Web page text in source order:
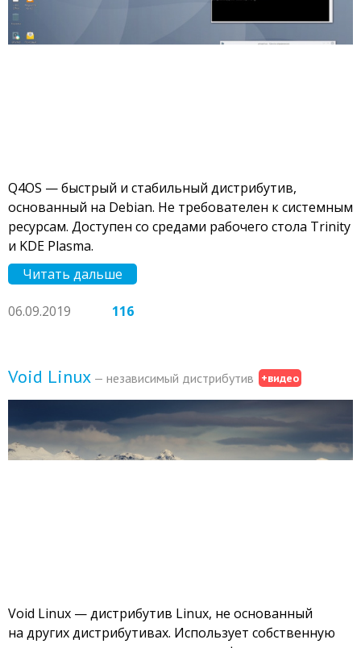
Q4OS — быстрый и стабильный дистрибутив,
основанный на Debian. Не требователен к системным
ресурсам. Доступен со средами рабочего стола Trinity
и KDE Plasma.
Читать дальше
06.09.2019 116
Void Linux — независимый дистрибутив +видео
Void Linux — дистрибутив Linux, не основанный
на других дистрибутивах. Использует собственную